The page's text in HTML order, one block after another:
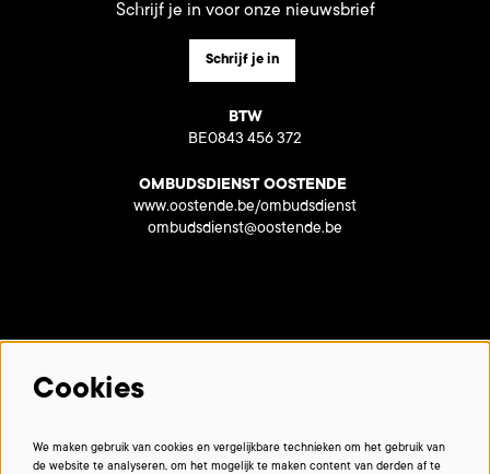
Schrijf je in voor onze nieuwsbrief
Schrijf je in
BTW
BE0843 456 372
OMBUDSDIENST OOSTENDE
www.oostende.be/ombudsdienst
ombudsdienst@oostende.be
Cookies
We maken gebruik van cookies en vergelijkbare technieken om het gebruik van
de website te analyseren, om het mogelijk te maken content van derden af te